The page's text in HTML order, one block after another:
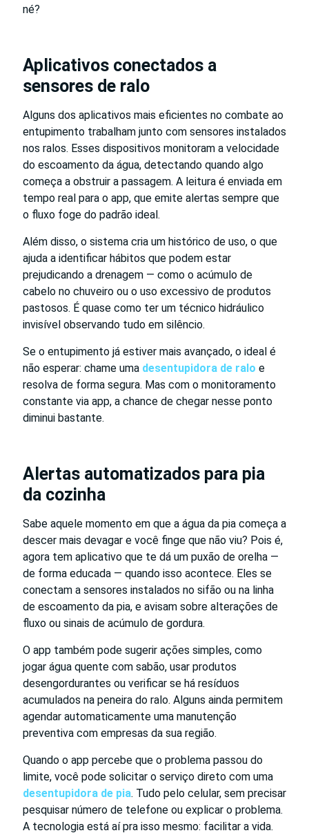
né?
Aplicativos conectados a
sensores de ralo
Alguns dos aplicativos mais eficientes no combate ao
entupimento trabalham junto com sensores instalados
nos ralos. Esses dispositivos monitoram a velocidade
do escoamento da água, detectando quando algo
começa a obstruir a passagem. A leitura é enviada em
tempo real para o app, que emite alertas sempre que
o fluxo foge do padrão ideal.
Além disso, o sistema cria um histórico de uso, o que
ajuda a identificar hábitos que podem estar
prejudicando a drenagem — como o acúmulo de
cabelo no chuveiro ou o uso excessivo de produtos
pastosos. É quase como ter um técnico hidráulico
invisível observando tudo em silêncio.
Se o entupimento já estiver mais avançado, o ideal é
não esperar: chame uma desentupidora de ralo e
resolva de forma segura. Mas com o monitoramento
constante via app, a chance de chegar nesse ponto
diminui bastante.
Alertas automatizados para pia
da cozinha
Sabe aquele momento em que a água da pia começa a
descer mais devagar e você finge que não viu? Pois é,
agora tem aplicativo que te dá um puxão de orelha —
de forma educada — quando isso acontece. Eles se
conectam a sensores instalados no sifão ou na linha
de escoamento da pia, e avisam sobre alterações de
fluxo ou sinais de acúmulo de gordura.
O app também pode sugerir ações simples, como
jogar água quente com sabão, usar produtos
desengordurantes ou verificar se há resíduos
acumulados na peneira do ralo. Alguns ainda permitem
agendar automaticamente uma manutenção
preventiva com empresas da sua região.
Quando o app percebe que o problema passou do
limite, você pode solicitar o serviço direto com uma
desentupidora de pia. Tudo pelo celular, sem precisar
pesquisar número de telefone ou explicar o problema.
A tecnologia está aí pra isso mesmo: facilitar a vida.